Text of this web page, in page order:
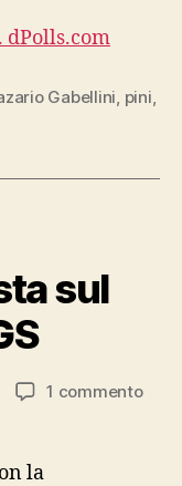
Gabellini, pini,
sul
1 commentosu
la